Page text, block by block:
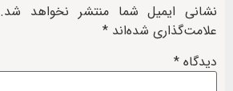
نشانی ایمیل شما منتشر نخواهد شد.
علامت‌گذاری شده‌اند *
دیدگاه *